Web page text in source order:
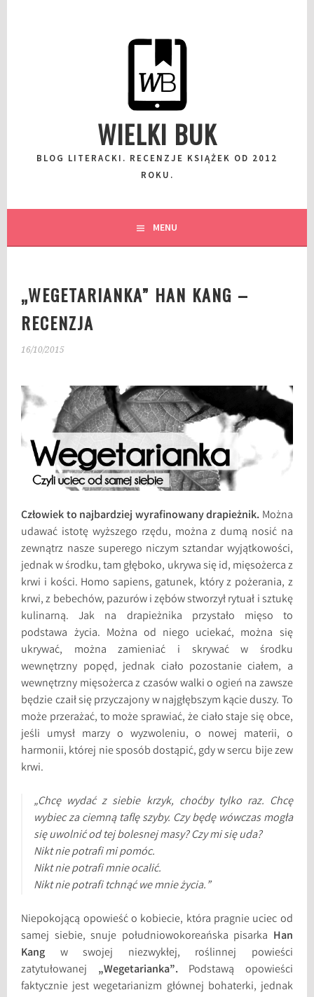
WIELKI BUK
BLOG LITERACKI. RECENZJE KSIĄŻEK OD 2012
ROKU.
MENU
„WEGETARIANKA” HAN KANG –
RECENZJA
16/10/2015
Człowiek to najbardziej wyrafinowany drapieżnik. Można
udawać istotę wyższego rzędu, można z dumą nosić na
zewnątrz nasze superego niczym sztandar wyjątkowości,
jednak w środku, tam głęboko, ukrywa się id, mięsożerca z
krwi i kości. Homo sapiens, gatunek, który z pożerania, z
krwi, z bebechów, pazurów i zębów stworzył rytuał i sztukę
kulinarną. Jak na drapieżnika przystało mięso to
podstawa życia. Można od niego uciekać, można się
ukrywać, można zamieniać i skrywać w środku
wewnętrzny popęd, jednak ciało pozostanie ciałem, a
wewnętrzny mięsożerca z czasów walki o ogień na zawsze
będzie czaił się przyczajony w najgłębszym kącie duszy. To
może przerażać, to może sprawiać, że ciało staje się obce,
jeśli umysł marzy o wyzwoleniu, o nowej materii, o
harmonii, której nie sposób dostąpić, gdy w sercu bije zew
krwi.
„Chcę wydać z siebie krzyk, choćby tylko raz. Chcę
wybiec za ciemną taflę szyby. Czy będę wówczas mogła
się uwolnić od tej bolesnej masy? Czy mi się uda?
Nikt nie potrafi mi pomóc.
Nikt nie potrafi mnie ocalić.
Nikt nie potrafi tchnąć we mnie życia.”
Niepokojącą opowieść o kobiecie, która pragnie uciec od
samej siebie, snuje południowokoreańska pisarka Han
Kang w swojej niezwykłej, roślinnej powieści
zatytułowanej „Wegetarianka”.Podstawą opowieści
faktycznie jest wegetarianizm głównej bohaterki, jednak